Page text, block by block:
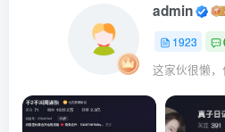
admin
1923
这家伙很懒